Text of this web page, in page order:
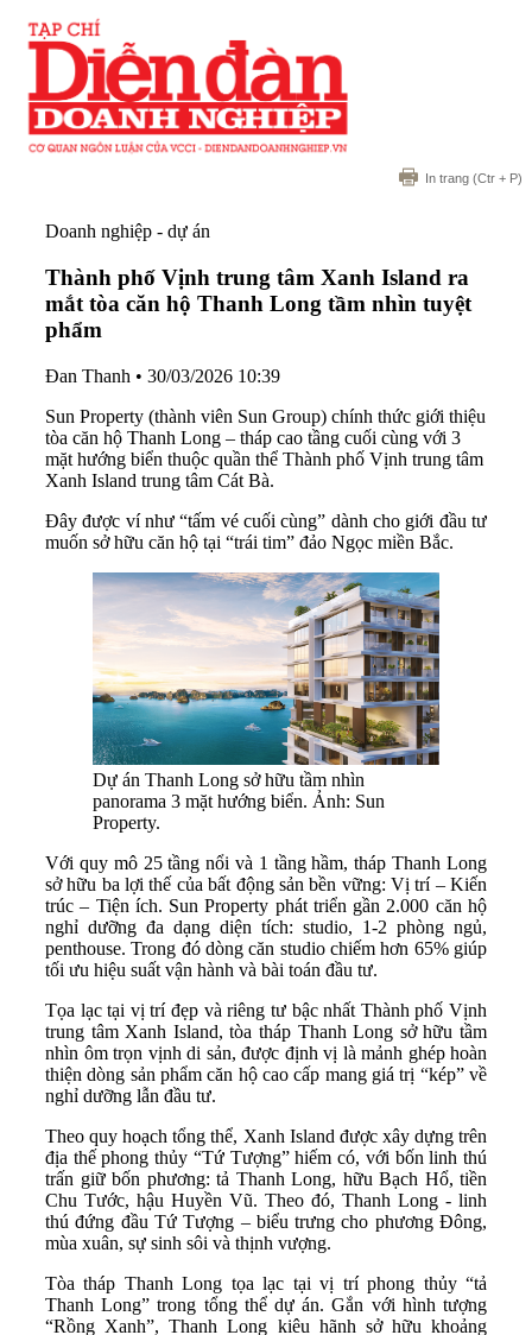
In trang (Ctr + P)
Doanh nghiệp - dự án
Thành phố Vịnh trung tâm Xanh Island ra
mắt tòa căn hộ Thanh Long tầm nhìn tuyệt
phẩm
Đan Thanh • 30/03/2026 10:39
Sun Property (thành viên Sun Group) chính thức giới thiệu
tòa căn hộ Thanh Long – tháp cao tầng cuối cùng với 3
mặt hướng biển thuộc quần thể Thành phố Vịnh trung tâm
Xanh Island trung tâm Cát Bà.
Đây được ví như “tấm vé cuối cùng” dành cho giới đầu tư
muốn sở hữu căn hộ tại “trái tim” đảo Ngọc miền Bắc.
Dự án Thanh Long sở hữu tầm nhìn
panorama 3 mặt hướng biển. Ảnh: Sun
Property.
Với quy mô 25 tầng nổi và 1 tầng hầm, tháp Thanh Long
sở hữu ba lợi thế của bất động sản bền vững: Vị trí – Kiến
trúc – Tiện ích. Sun Property phát triển gần 2.000 căn hộ
nghỉ dưỡng đa dạng diện tích: studio, 1-2 phòng ngủ,
penthouse. Trong đó dòng căn studio chiếm hơn 65% giúp
tối ưu hiệu suất vận hành và bài toán đầu tư.
Tọa lạc tại vị trí đẹp và riêng tư bậc nhất Thành phố Vịnh
trung tâm Xanh Island, tòa tháp Thanh Long sở hữu tầm
nhìn ôm trọn vịnh di sản, được định vị là mảnh ghép hoàn
thiện dòng sản phẩm căn hộ cao cấp mang giá trị “kép” về
nghỉ dưỡng lẫn đầu tư.
Theo quy hoạch tổng thể, Xanh Island được xây dựng trên
địa thế phong thủy “Tứ Tượng” hiếm có, với bốn linh thú
trấn giữ bốn phương: tả Thanh Long, hữu Bạch Hổ, tiền
Chu Tước, hậu Huyền Vũ. Theo đó, Thanh Long - linh
thú đứng đầu Tứ Tượng – biểu trưng cho phương Đông,
mùa xuân, sự sinh sôi và thịnh vượng.
Tòa tháp Thanh Long tọa lạc tại vị trí phong thủy “tả
Thanh Long” trong tổng thể dự án. Gắn với hình tượng
“Rồng Xanh”, Thanh Long kiêu hãnh sở hữu khoảng